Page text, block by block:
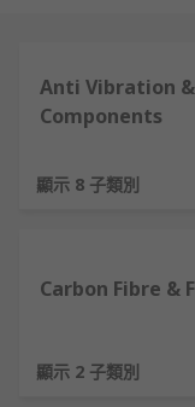
Anti Vibration
Components
顯示 8 子類別
Carbon Fibre &
顯示 2 子類別